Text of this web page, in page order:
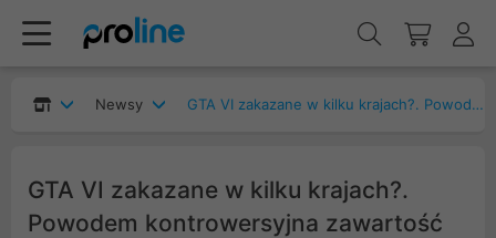
Newsy GTA VI zakazane w kilku krajach?. Powodem kontrowersyjna zawartość gry
GTA VI zakazane w kilku krajach?.
Powodem kontrowersyjna zawartość